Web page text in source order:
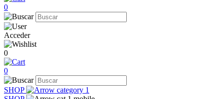
0
Acceder
0
0
SHOP